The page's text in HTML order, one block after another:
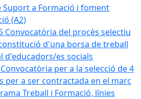
Suport a Formació i foment
(A2)
Convocatòria del procès selectiu
d'una borsa de treball
d'educadors/es socials
per a la selecció de 4
per a ser contractada en el marc
Treball i Formació, línies